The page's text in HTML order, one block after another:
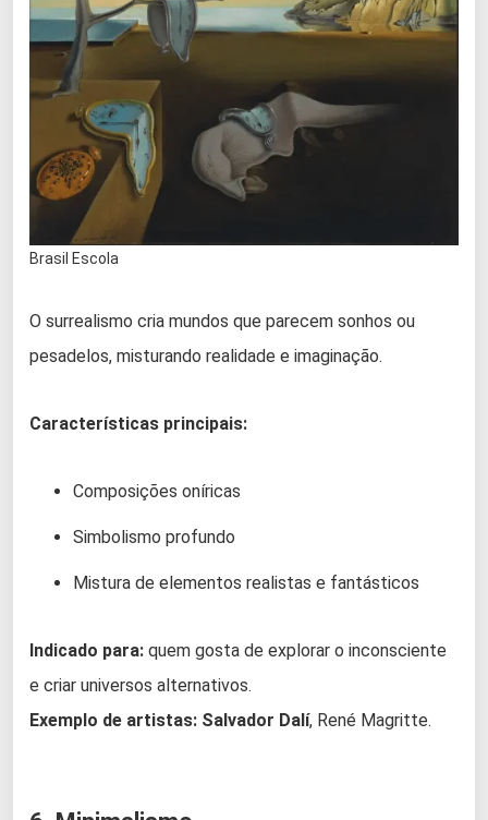
Brasil Escola
O surrealismo cria mundos que parecem sonhos ou
pesadelos, misturando realidade e imaginação.
Características principais:
Composições oníricas
Simbolismo profundo
Mistura de elementos realistas e fantásticos
Indicado para: quem gosta de explorar o inconsciente
e criar universos alternativos.
Exemplo de artistas: Salvador Dalí, René Magritte.